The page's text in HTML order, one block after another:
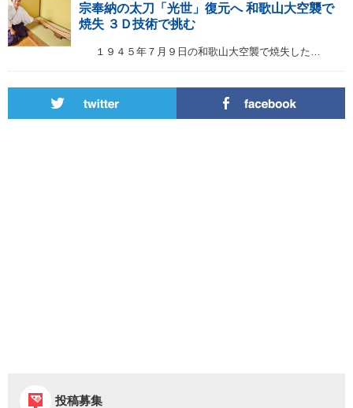
宗奉納の太刀「光世」復元へ 和歌山大空襲で
焼失 ３Ｄ技術で挑む
１９４５年７月９日の和歌山大空襲で焼失した…
投稿募集